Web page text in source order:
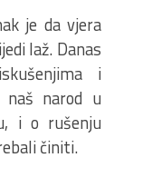
je da vjera
laž. Danas
i
narod u
i o rušenju
činiti.